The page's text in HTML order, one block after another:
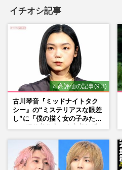
イチオシ記事
⭐ 高評価の記事(9.3)
古川琴音『ミッドナイトタク
シー』の“ミステリアスな眼差
し”に「僕の描く女の子みた